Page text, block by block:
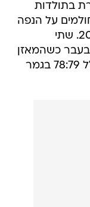
בתולדות
על הנפה
רביעית אי פעם וראשונה מאז 2012/13. שתי
כשהמאזן
עומד על 1:3 לטובת המדרידאים, כולל 78:79 בגמר